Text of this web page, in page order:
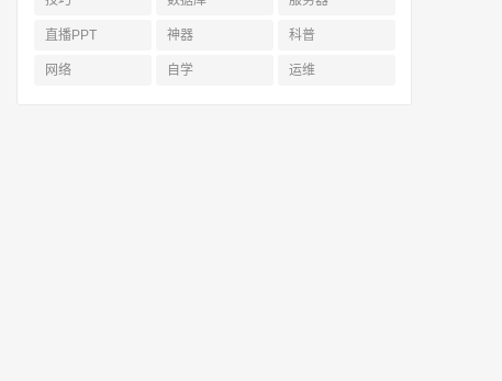
直播PPT 神器 科普
网络 自学 运维